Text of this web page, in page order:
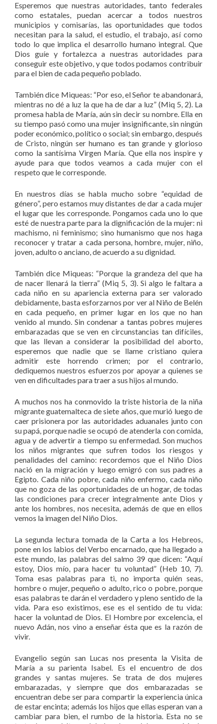
Esperemos que nuestras autoridades, tanto federales
como estatales, puedan acercar a todos nuestros
municipios y comisarías, las oportunidades que todos
necesitan para la salud, el estudio, el trabajo, así como
todo lo que implica el desarrollo humano integral. Que
Dios guíe y fortalezca a nuestras autoridades para
conseguir este objetivo, y que todos podamos contribuir
para el bien de cada pequeño poblado.
También dice Miqueas: “Por eso, el Señor te abandonará,
mientras no dé a luz la que ha de dar a luz” (Miq 5, 2). La
promesa habla de María, aún sin decir su nombre. Ella en
su tiempo pasó como una mujer insignificante, sin ningún
poder económico, político o social; sin embargo, después
de Cristo, ningún ser humano es tan grande y glorioso
como la santísima Virgen María. Que ella nos inspire y
ayude para que todos veamos a cada mujer con el
respeto que le corresponde.
En nuestros días se habla mucho sobre “equidad de
género”, pero estamos muy distantes de dar a cada mujer
el lugar que les corresponde. Pongamos cada uno lo que
esté de nuestra parte para la dignificación de la mujer: ni
machismo, ni feminismo; sino humanismo que nos haga
reconocer y tratar a cada persona, hombre, mujer, niño,
joven, adulto o anciano, de acuerdo a su dignidad.
También dice Miqueas: “Porque la grandeza del que ha
de nacer llenará la tierra” (Miq 5, 3). Si algo le faltara a
cada niño en su apariencia externa para ser valorado
debidamente, basta esforzarnos por ver al Niño de Belén
en cada pequeño, en primer lugar en los que no han
venido al mundo. Sin condenar a tantas pobres mujeres
embarazadas que se ven en circunstancias tan difíciles,
que las llevan a considerar la posibilidad del aborto,
esperemos que nadie que se llame cristiano quiera
admitir este horrendo crimen; por el contrario,
dediquemos nuestros esfuerzos por apoyar a quienes se
ven en dificultades para traer a sus hijos al mundo.
A muchos nos ha conmovido la triste historia de la niña
migrante guatemalteca de siete años, que murió luego de
caer prisionera por las autoridades aduanales junto con
su papá, porque nadie se ocupó de atenderla con comida,
agua y de advertir a tiempo su enfermedad. Son muchos
los niños migrantes que sufren todos los riesgos y
penalidades del camino: recordemos que el Niño Dios
nació en la migración y luego emigró con sus padres a
Egipto. Cada niño pobre, cada niño enfermo, cada niño
que no goza de las oportunidades de un hogar, de todas
las condiciones para crecer integralmente ante Dios y
ante los hombres, nos necesita, además de que en ellos
vemos la imagen del Niño Dios.
La segunda lectura tomada de la Carta a los Hebreos,
pone en los labios del Verbo encarnado, que ha llegado a
este mundo, las palabras del salmo 39 que dicen: “Aquí
estoy, Dios mío, para hacer tu voluntad” (Heb 10, 7).
Toma esas palabras para ti, no importa quién seas,
hombre o mujer, pequeño o adulto, rico o pobre, porque
esas palabras te darán el verdadero y pleno sentido de la
vida. Para eso existimos, ese es el sentido de tu vida:
hacer la voluntad de Dios. El Hombre por excelencia, el
nuevo Adán, nos vino a enseñar ésta que es la razón de
vivir.
Evangelio según san Lucas nos presenta la Visita de
María a su parienta Isabel. Es el encuentro de dos
grandes y santas mujeres. Se trata de dos mujeres
embarazadas, y siempre que dos embarazadas se
encuentran debe ser para compartir la experiencia única
de estar encinta; además los hijos que ellas esperan van a
cambiar para bien, el rumbo de la historia. Esta no se